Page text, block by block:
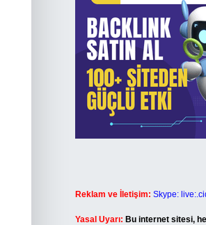
Reklam ve İletişim: Skype:
Yasal Uyarı: Bu internet sitesi,